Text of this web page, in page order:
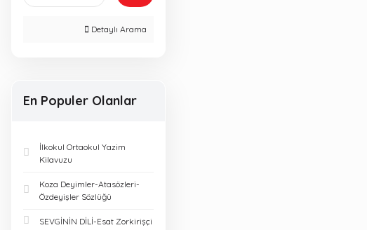
Detaylı Arama
En Populer Olanlar
İlkokul Ortaokul Yazim
Kilavuzu
Koza Deyimler-Atasözleri-
Özdeyişler Sözlüğü
SEVGİNİN DİLİ-Esat Zorkirişçi